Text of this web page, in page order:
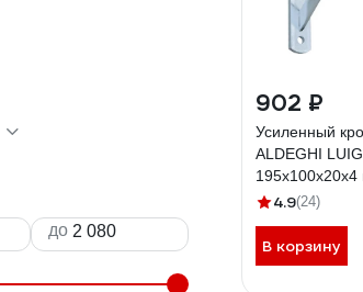
до
902 ₽
Усиленный
ALDEGHI
195х100х20х4
4.9(24)
В корзину